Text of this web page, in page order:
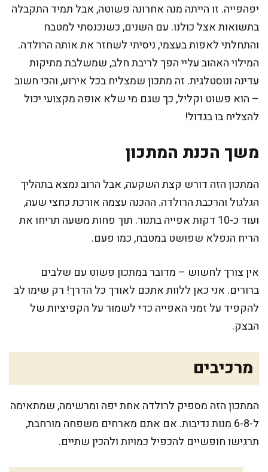
יפהפייה. זו הייתה מנה אחרונה פשוטה, אבל תמיד התקבלה
בתשואות אצל כולנו. עם השנים, כשנכנסתי למטבח
והתחלתי לאפות בעצמי, ניסיתי לשחזר את אותה הרולדה.
המילוי האהוב עליי הפך לריבת חלב, שמשלבת מתיקות
עדינה ונוסטלגית. זה מתכון שמצליח בכל אירוע, והכי חשוב
– הוא פשוט וקליל, כך שגם מי שלא אופה מקצועי יכול
להצליח בו בגדול!
משך הכנת המתכון
המתכון הזה דורש קצת השקעה, אבל הרוב נמצא בתהליך
הגלגול והרכבת הרולדה. ההכנה עצמה אורכת כחצי שעה,
ועוד כ-10 דקות אפייה בתנור. תוך פחות משעה תריחו את
הריח הנפלא שפושט במטבח, כמו פעם.
אין צורך לחשוש – מדובר במתכון פשוט עם שלבים
ברורים. אני כאן ללוות אתכם לאורך כל הדרך! רק שימו לב
להקפיד על זמני האפייה כדי לשמור על הקפיציות של
הבצק.
מרכיבים
המתכון הזה מספיק לרולדה אחת יפה ומרשימה, שמתאימה
ל-6-8 מנות נדיבות. אם אתם מארחים משפחה מורחבת,
תרגישו חופשיים להכפיל כמויות ולהכין שתיים.